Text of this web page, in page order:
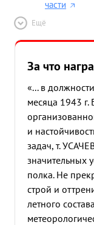
части
Ещё
За что
«... в
месяца 1943 г.
и
задач, т.
значительных
полка. Не
строй и
летного